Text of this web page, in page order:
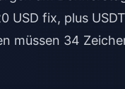
USD fix, plus
müssen 34